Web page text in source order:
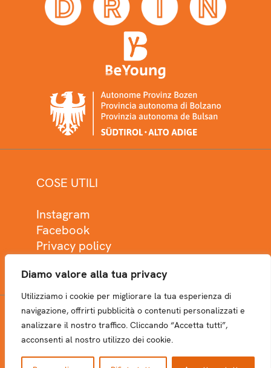
Diamo valore alla tua privacy
Utilizziamo i cookie per migliorare la tua esperienza di
navigazione, offrirti pubblicità o contenuti personalizzati e
analizzare il nostro traffico. Cliccando “Accetta tutti”,
acconsenti al nostro utilizzo dei cookie.
COSE UTILI
Instagram
Facebook
Privacy policy
NEWSLETTER